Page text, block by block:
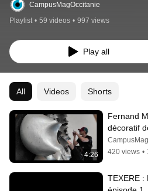
CampusMagOccitanie
Playlist • 59 videos • 997 views
Play all
All Videos Shorts
4:26
Fernand
décoratif
1%
UMPV
420 views •
TEXERE :